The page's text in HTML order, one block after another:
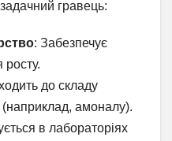
гравець:
: Забезпечує
росту.
до складу
амоналу).
в лабораторіях